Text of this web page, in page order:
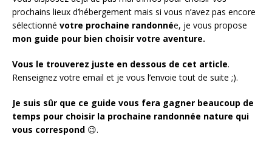
prochains lieux d’hébergement mais si vous n’avez pas encore
sélectionné votre prochaine randonnée, je vous propose
mon guide pour bien choisir votre aventure.
Vous le trouverez juste en dessous de cet article.
Renseignez votre email et je vous l’envoie tout de suite ;).
Je suis sûr que ce guide vous fera gagner beaucoup de
temps pour choisir la prochaine randonnée nature qui
vous correspond 😉.